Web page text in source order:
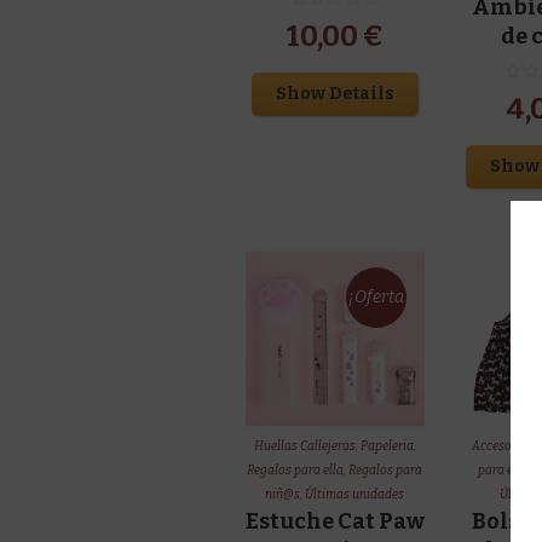
10,00 €
Show Details
de
¡Oferta
Huellas Callejeras, Papeleria,
Regalos para ella,Regalos para
niñ@s, Últimas unidades
Estuche Cat Paw
Accesorios
para él
Bolsa